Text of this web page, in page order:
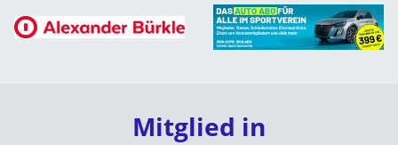
Mitglied in